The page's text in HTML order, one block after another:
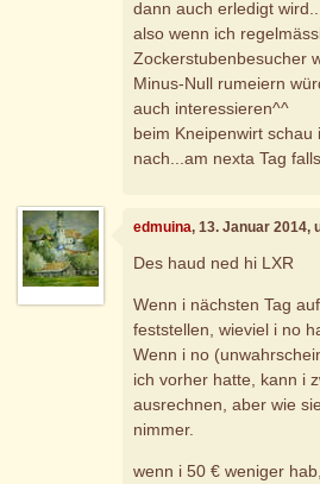
dann auch erledigt wird...
also wenn ich
Zockerstubenbesucher
Minus-Null rumeiern
auch interessieren^^
beim Kneipenwirt schau
nach...am nexta Tag
edmuina, 13. Januar 2014,
Des haud ned hi LXR
Wenn i nächsten Tag
feststellen, wieviel i no
Wenn i no
ich vorher hatte, kann i
ausrechnen, aber wie
nimmer.
wenn i 50 € weniger